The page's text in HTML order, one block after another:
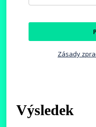
Zásady
Výsledek